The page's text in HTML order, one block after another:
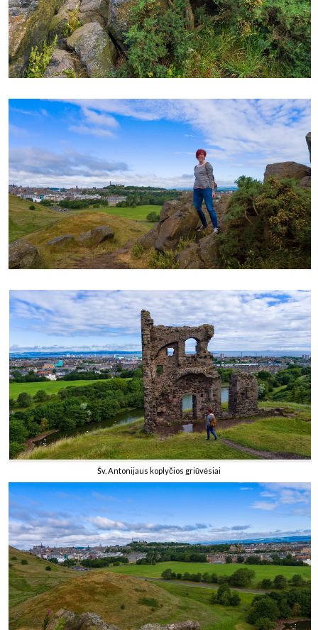
Šv. Antonijaus koplyčios griūvėsiai